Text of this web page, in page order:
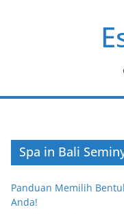
Spa in Bali
Panduan Memilih
Anda!